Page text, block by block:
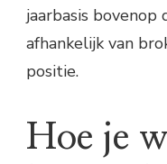
jaarbasis
afhankelijk van
positie.
Hoe je